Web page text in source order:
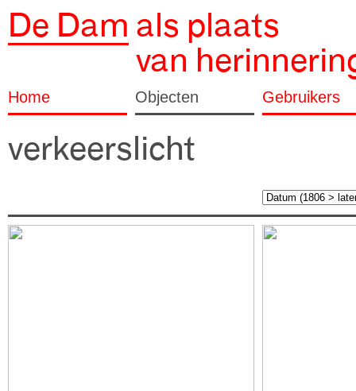
De Dam als plaats
van
Home Objecten Gebruikers
verkeerslicht